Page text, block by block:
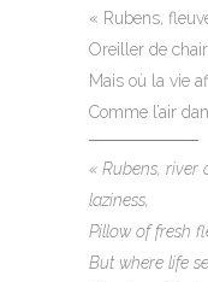
« Rubens,
Oreiller de
Mais où la vie
Comme l’air
« Rubens, river
laziness,
Pillow of fresh
But where life